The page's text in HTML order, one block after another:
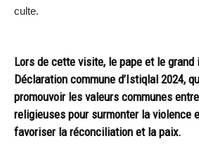
culte.
Lors de cette visite, le pape et le grand
Déclaration commune d’Istiqlal 2024,
promouvoir les valeurs communes
religieuses pour surmonter la violence
favoriser la réconciliation et la paix.